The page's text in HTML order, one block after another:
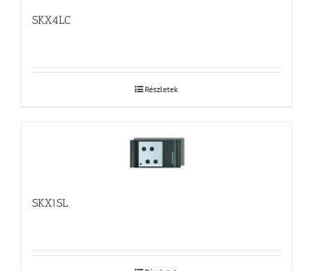
SKX4LC
Részletek
SKX1SL